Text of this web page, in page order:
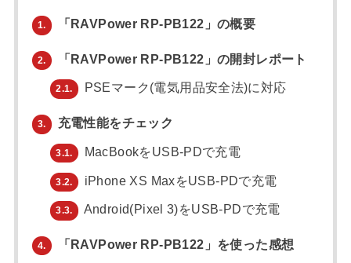
1. 「RAVPower RP-PB122」の概要
2. 「RAVPower RP-PB122」の開封レポート
2.1. PSEマーク(電気用品安全法)に対応
3. 充電性能をチェック
3.1. MacBookをUSB-PDで充電
3.2. iPhone XS MaxをUSB-PDで充電
3.3. Android(Pixel 3)をUSB-PDで充電
4. 「RAVPower RP-PB122」を使った感想